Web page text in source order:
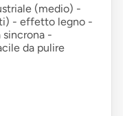
(medio) -
- effetto legno -
-
da pulire